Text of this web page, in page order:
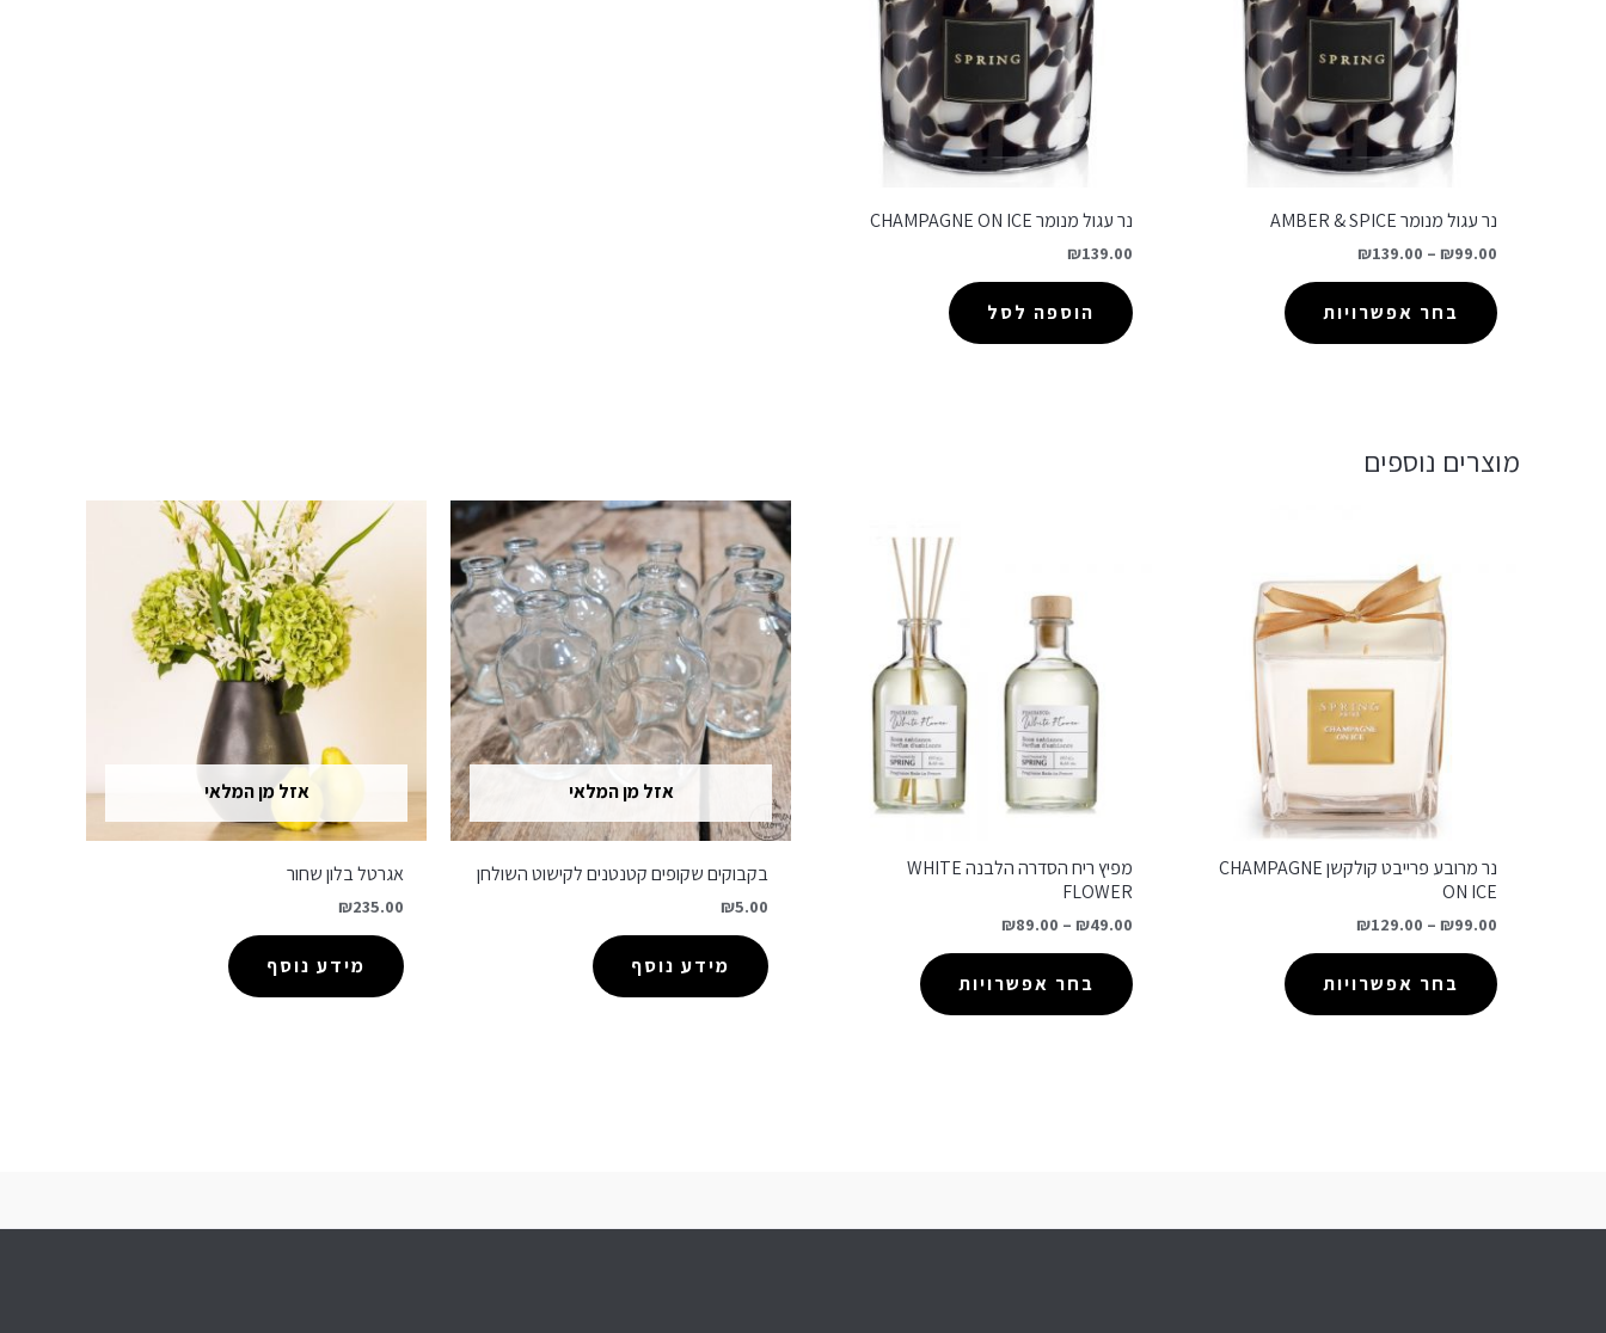
נר עגול מנומר AMBER & SPICE
₪99.00
–
₪139.00
בחר אפשרויות
נר עגול מנומר CHAMPAGNE ON ICE
₪139.00
הוספה לסל
מוצרים נוספים
נר מרובע פרייבט קולקשן CHAMPAGNE
ON ICE
₪99.00
–
₪129.00
בחר אפשרויות
מפיץ ריח הסדרה הלבנה WHITE
FLOWER
₪49.00
–
₪89.00
בחר אפשרויות
אזל מן המלאי
בקבוקים שקופים קטנטנים לקישוט השולחן
₪5.00
מידע נוסף
אזל מן המלאי
אגרטל בלון שחור
₪235.00
מידע נוסף